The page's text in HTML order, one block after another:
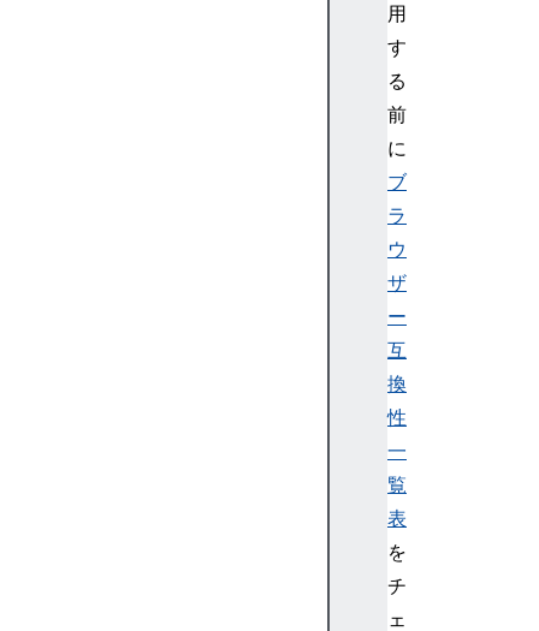
用
す
る
前
に
ブ
ラ
ウ
ザ
ー
互
換
性
一
覧
表
を
チ
ェ